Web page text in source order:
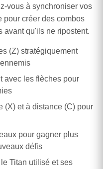
vous à synchroniser vos
pour créer des combos
avant qu'ils ne ripostent.
(Z) stratégiquement
avec les flèches pour
(X) et à distance (C) pour
pour gagner plus
défis
Titan utilisé et ses